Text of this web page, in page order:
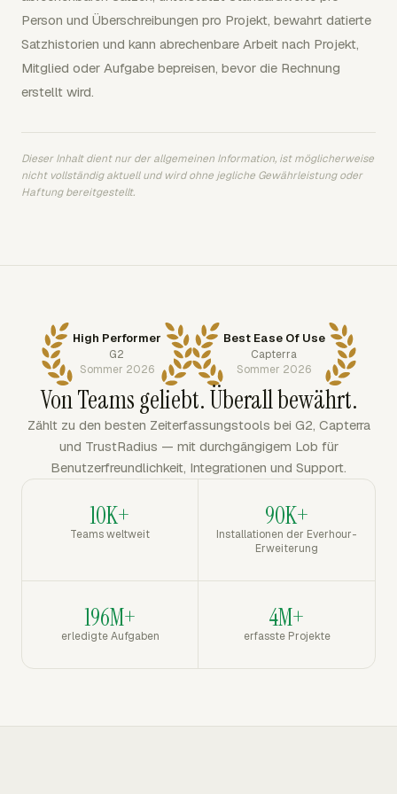
Person und Überschreibungen pro Projekt, bewahrt datierte
Satzhistorien und kann abrechenbare Arbeit nach Projekt,
Mitglied oder Aufgabe bepreisen, bevor die Rechnung
erstellt wird.
Dieser Inhalt dient nur der allgemeinen Information, ist möglicherweise
nicht vollständig aktuell und wird ohne jegliche Gewährleistung oder
Haftung bereitgestellt.
High Performer
G2
Sommer 2026
Best Ease Of Use
Capterra
Sommer 2026
Von Teams geliebt. Überall bewährt.
Zählt zu den besten Zeiterfassungstools bei G2, Capterra
und TrustRadius — mit durchgängigem Lob für
Benutzerfreundlichkeit, Integrationen und Support.
10K+
Teams weltweit
90K+
Installationen der Everhour-
Erweiterung
196M+
erledigte Aufgaben
4M+
erfasste Projekte